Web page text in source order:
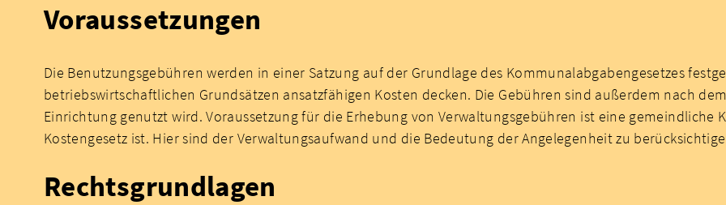
Voraussetzungen
Die Benutzungsgebühren werden in einer Satzung auf der Grundlage des Kommunalabgabengesetzes
betriebswirtschaftlichen Grundsätzen ansatzfähigen Kosten decken. Die Gebühren sind außerdem nach
Einrichtung genutzt wird. Voraussetzung für die Erhebung von Verwaltungsgebühren ist eine gemeindliche
Kostengesetz ist. Hier sind der Verwaltungsaufwand und die Bedeutung der Angelegenheit zu
Rechtsgrundlagen